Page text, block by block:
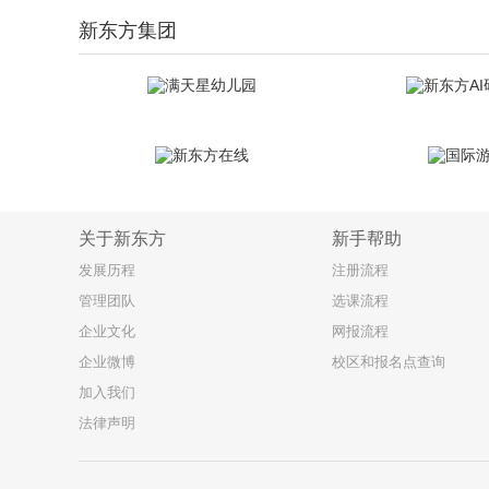
新东方集团
关于新东方
发展历程
管理团队
企业文化
企业微博
加入我们
法律声明
新手帮助
注册流程
选课流程
网报流程
校区和报名点查询